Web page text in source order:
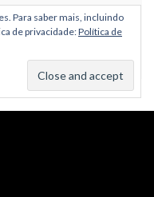
Para saber mais, incluindo
de privacidade:Política de